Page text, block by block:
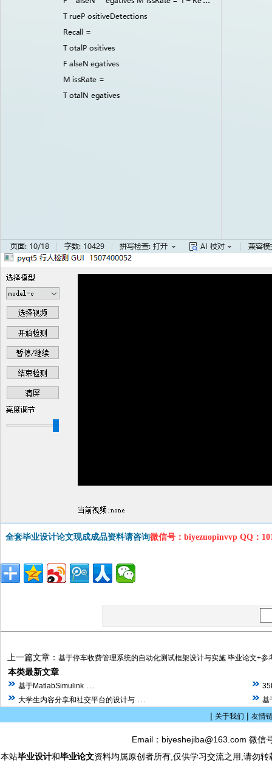
全套毕业设计论文现成成品资料请咨询微信号：biyezuopinvvp QQ：
上一篇文章： 基于停车收费管理系统的自动化测试框架设计与实施 毕业论文+参
本类最新文章
基于MatlabSimulink
大学生内容分享和社交平台的设计与
基
| 关于我们 | 友情
Email：biyeshejiba@163.com 微
本站毕业设计和毕业论文资料均属原创者所有,仅供学习交流之用,请勿